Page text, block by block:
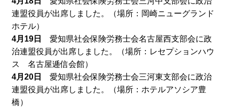
連盟役員が出席しました。（場所：岡崎ニューグランド
ホテル）
4月19日
愛知県社会保険労務士会名古屋西支部会に政
治連盟役員が出席しました。（場所：レセプションハウ
ス 名古屋逓信会館）
4月20日
愛知県社会保険労務士会三河東支部会に政治
連盟役員が出席しました。（場所：ホテルアソシア豊
橋）